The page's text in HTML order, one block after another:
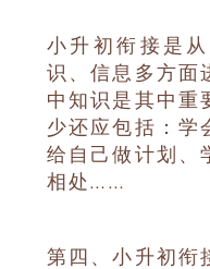
小升初衔接是
识、信息多方面
中知识是其中重
少还应包括：学
给自己做计划、
相处……
第四、小升初衔